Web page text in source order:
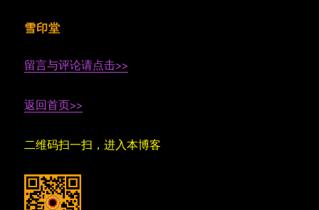
雪印堂
留言与评论请点击>>
返回首页>>
二维码扫一扫，进入本博客